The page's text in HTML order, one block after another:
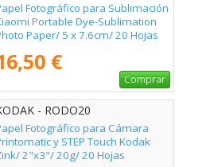
Fotográfico para Sublimación
Portable Dye-Sublimation
Paper/ 5 x 7.6cm/ 20 Hojas
€
Comprar
- RODO20
Fotográfico para Cámara
y STEP Touch Kodak
2"x3"/ 20g/ 20 Hojas